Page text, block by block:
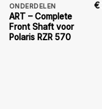
ONDERDELEN
ART – Complete
Front Shaft voor
Polaris RZR 570
€